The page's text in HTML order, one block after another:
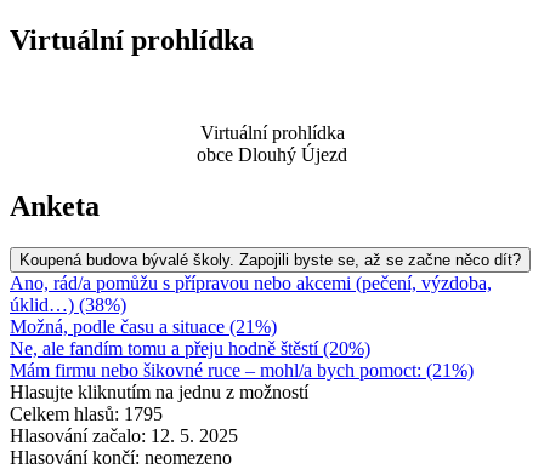
Virtuální prohlídka
Virtuální prohlídka
obce Dlouhý Újezd
Anketa
Koupená budova bývalé školy. Zapojili byste se, až se začne něco dít?
Ano, rád/a pomůžu s přípravou nebo akcemi (pečení, výzdoba,
úklid…) (38%)
Možná, podle času a situace (21%)
Ne, ale fandím tomu a přeju hodně štěstí (20%)
Mám firmu nebo šikovné ruce – mohl/a bych pomoct: (21%)
Hlasujte kliknutím na jednu z možností
Celkem hlasů: 1795
Hlasování začalo: 12. 5. 2025
Hlasování končí: neomezeno